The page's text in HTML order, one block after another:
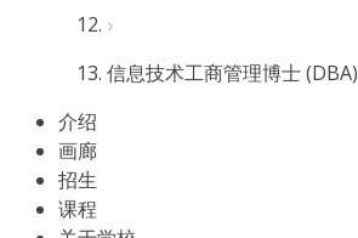
信息技术工商管理博士 (DBA)
介绍
画廊
招生
课程